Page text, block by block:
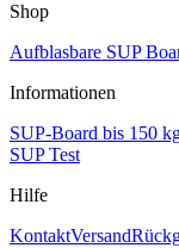
Shop
Aufblasbare SUP
Informationen
SUP-Board bis 150
SUP Test
Hilfe
KontaktVersand